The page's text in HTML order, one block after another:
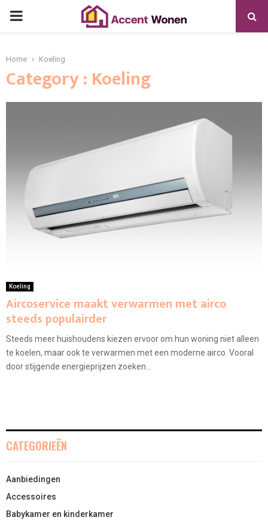
PRIMARY
Home Koeling
Category : Koeling
Koeling
Aircoservice maakt verwarmen met airco
steeds populairder
Steeds meer huishoudens kiezen ervoor om hun woning niet alleen
te koelen, maar ook te verwarmen met een moderne airco. Vooral
door stijgende energieprijzen zoeken...
CATEGORIEËN
Aanbiedingen
Accessoires
Babykamer en kinderkamer